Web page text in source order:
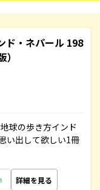
ド・ネパール 198
球の歩き方インド
い出して欲しい1冊
詳細を見る